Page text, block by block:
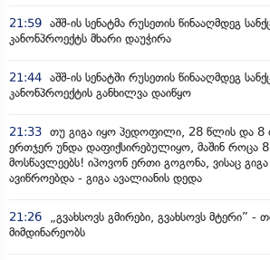
21:59 აშშ-ის სენატმა რუსეთის წინააღმდეგ
კანონპროექტს მხარი დაუჭირა
21:44 აშშ-ის სენატში რუსეთის წინააღმდეგ
კანონპროექტის განხილვა დაიწყო
21:33 თუ გიგა იყო პედოფილი, 28 წლის და 8
ერთჯერ უნდა დაფიქსირებულიყო, მაშინ როცა
მოსწავლეებს! იპოვონ ერთი გოგონა, ვისაც
ავიწროებდა - გიგა ავალიანის დედა
21:26
„გვახსოვს გმირები, გვახსოვს მტერი”
მიმდინარეობს